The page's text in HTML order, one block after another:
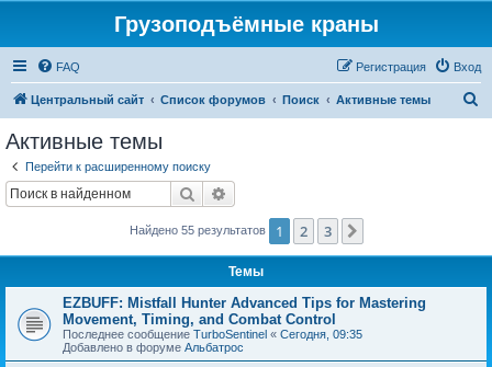
Грузоподъёмные краны
FAQ Вход
Регистрация
Центральный сайт Список форумов Поиск Активные темы
Активные темы
Перейти к расширенному поиску
Поиск
Найдено 55 результатов 1 2 3
Темы
EZBUFF: Mistfall Hunter Advanced Tips for Mastering
Movement, Timing, and Combat Control
Последнее сообщение TurboSentinel « Сегодня, 09:35
Добавлено в форуме Альбатрос